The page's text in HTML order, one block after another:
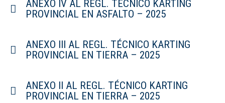
ANEXO IV AL REGL. TÉCNICO KARTING
PROVINCIAL EN ASFALTO – 2025
ANEXO III AL REGL. TÉCNICO KARTING
PROVINCIAL EN TIERRA – 2025
ANEXO II AL REGL. TÉCNICO KARTING
PROVINCIAL EN TIERRA – 2025